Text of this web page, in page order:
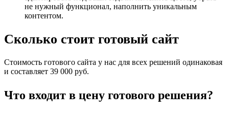
не нужный функционал, наполнить уникальным
контентом.
Сколько стоит готовый сайт
Стоимость готового сайта у нас для всех решений одинаковая
и составляет 39 000 руб.
Что входит в цену готового решения?